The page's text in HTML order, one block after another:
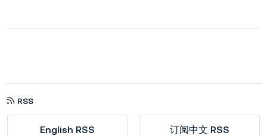
RSS
English RSS 订阅中文 RSS